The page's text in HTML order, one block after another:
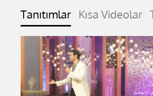
Tanıtımlar Kısa Videolar